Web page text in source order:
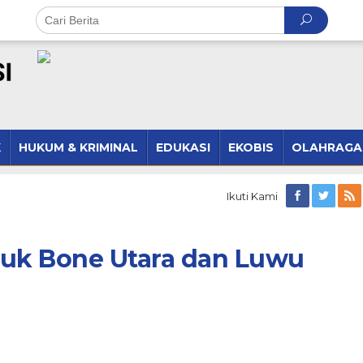
HUKUM & KRIMINAL EDUKASI EKOBIS OLAHRAGA
Ikuti Kami
Bone Utara dan Luwu